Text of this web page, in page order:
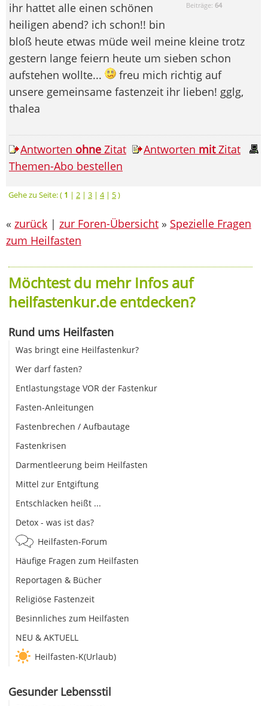
Beiträge: 64
ihr hattet alle einen schönen
heiligen abend? ich schon!! bin
bloß heute etwas müde weil meine kleine trotz
gestern lange feiern heute um sieben schon
aufstehen wollte...
freu mich richtig auf
unsere gemeinsame fastenzeit ihr lieben! gglg,
thalea
Antworten ohne Zitat Antworten mitZitat
Themen-Abo bestellen
Gehe zu Seite: ( 1 | 2 | 3 | 4| 5)
« zurück | zur Foren-Übersicht » Spezielle Fragen
zum Heilfasten
Möchtest du mehr Infos auf
heilfastenkur.de entdecken?
Rund ums Heilfasten
Was bringt eine Heilfastenkur?
Wer darf fasten?
Entlastungstage VOR der Fastenkur
Fasten-Anleitungen
Fastenbrechen / Aufbautage
Fastenkrisen
Darmentleerung beim Heilfasten
Mittel zur Entgiftung
Entschlacken heißt ...
Detox - was ist das?
Heilfasten-Forum
Häufige Fragen zum Heilfasten
Reportagen & Bücher
Religiöse Fastenzeit
Besinnliches zum Heilfasten
NEU & AKTUELL
Heilfasten-K(Urlaub)
Gesunder Lebensstil